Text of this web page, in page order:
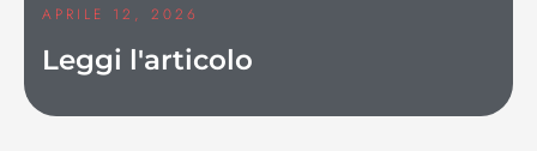
APRILE 12, 2026
Leggi l'articolo